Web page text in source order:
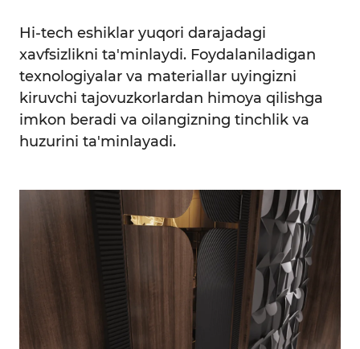
Hi-tech eshiklar yuqori darajadagi
xavfsizlikni ta'minlaydi. Foydalaniladigan
texnologiyalar va materiallar uyingizni
kiruvchi tajovuzkorlardan himoya qilishga
imkon beradi va oilangizning tinchlik va
huzurini ta'minlayadi.